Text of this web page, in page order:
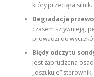
który przeciąża silnik.
Degradacja
czasem sztywnieją,
prowadzi do
Błędy odczytu
jest zabrudzona
„oszukuje”